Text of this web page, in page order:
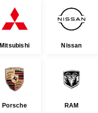
Mitsubishi Nissan
Porsche RAM